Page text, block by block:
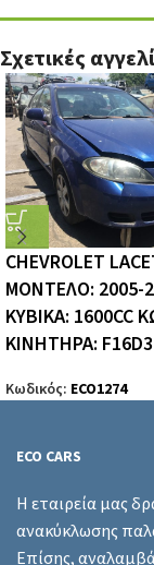
Σχετικές
CHEVROLET
ΜΟΝΤΕΛΟ: 2005-
ΚΥΒΙΚΑ: 1600CC
ΚΙΝΗΤΗΡΑ: F16D3
Κωδικός: ECO1274
ECO CARS
Η εταιρεία μας
ανακύκλωσης
Επίσης,